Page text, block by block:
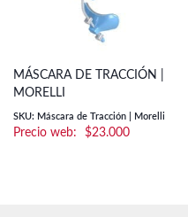
MÁSCARA DE TRACCIÓN |
MORELLI
SKU: Máscara de Tracción | Morelli
$23.000